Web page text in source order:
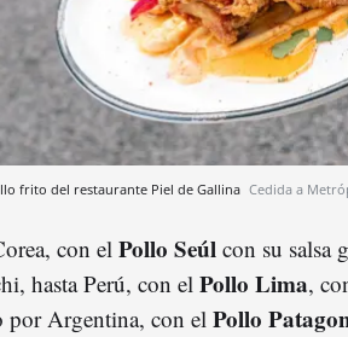
frito del restaurante Piel de Gallina Cedida a
con elPollo Seúl con su salsa
hasta Perú, con el Pollo Lima,
por Argentina, con el Pollo